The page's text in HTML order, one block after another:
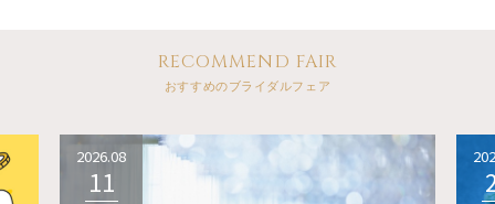
RECOMMEND FAIR
おすすめのブライダルフェア
2026.08
11